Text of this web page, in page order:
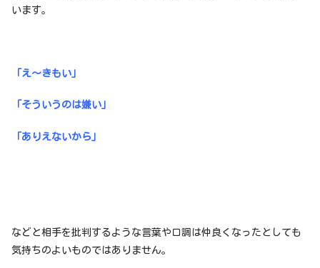
います。
「え〜きもい」
「そういうのは嫌い」
「ありえないから」
などと相手を批判するような言葉や口調は仲良くなったとしても
気持ちのよいものではありません。